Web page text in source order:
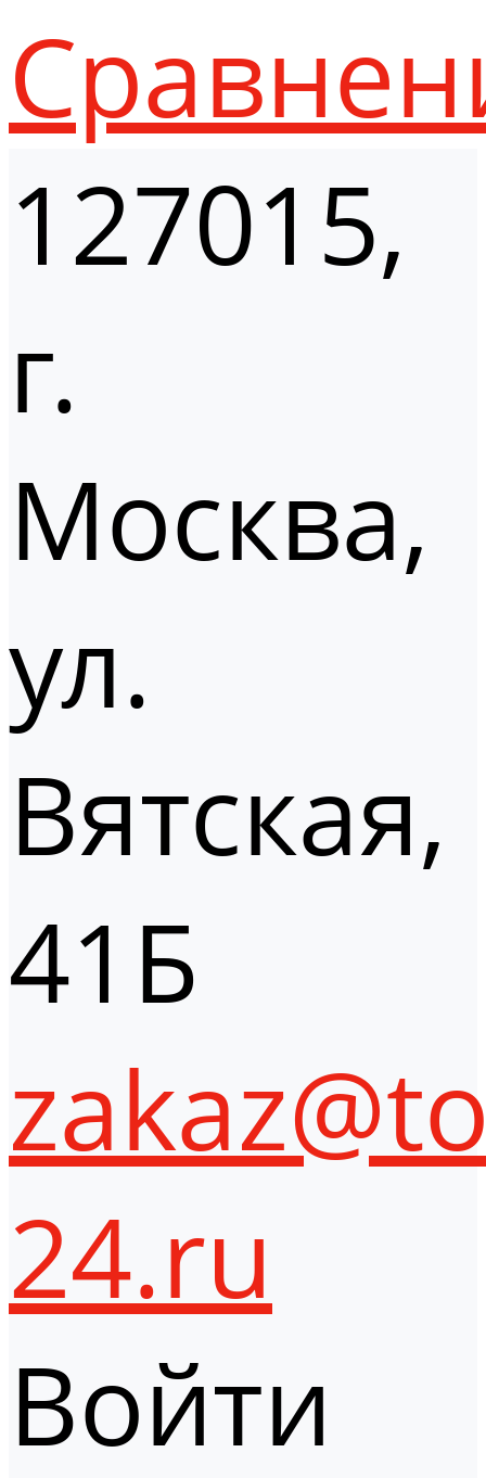
127015,
г.
Москва,
ул.
Вятская,
41Б
24.ru
Войти